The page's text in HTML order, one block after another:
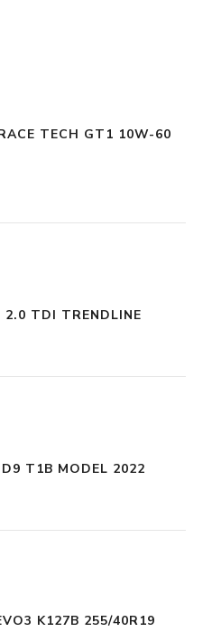
TECH GT1 10W-60
2.0 TDI TRENDLINE
T1B MODEL 2022
K127B 255/40R19